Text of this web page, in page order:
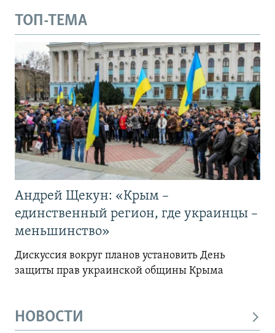
ТОП-ТЕМА
Андрей Щекун: «Крым –
единственный регион, где украинцы –
меньшинство»
Дискуссия вокруг планов установить День
защиты прав украинской общины Крыма
НОВОСТИ